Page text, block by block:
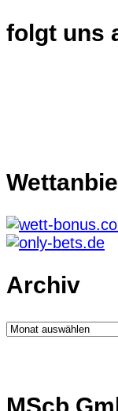
folgt uns
Archiv
Archiv
MScb